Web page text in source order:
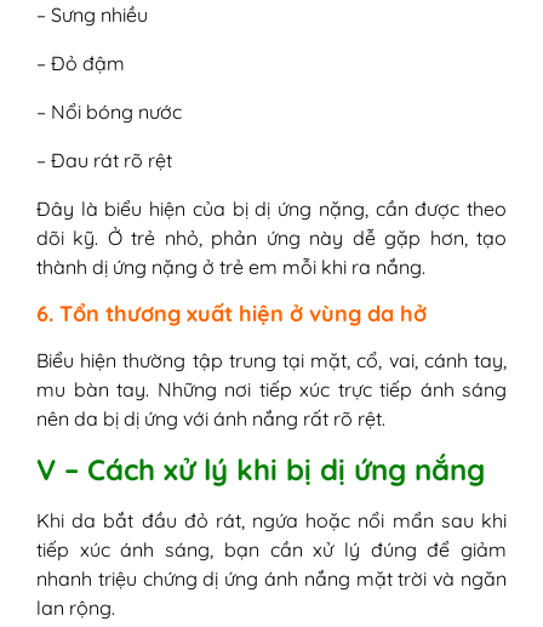
– Sưng nhiều
– Đỏ đậm
– Nổi bóng nước
– Đau rát rõ rệt
Đây là biểu hiện của bị dị ứng nặng, cần được theo
dõi kỹ. Ở trẻ nhỏ, phản ứng này dễ gặp hơn, tạo
thành dị ứng nặng ở trẻ em mỗi khi ra nắng.
6. Tổn thương xuất hiện ở vùng da hở
Biểu hiện thường tập trung tại mặt, cổ, vai, cánh tay,
mu bàn tay. Những nơi tiếp xúc trực tiếp ánh sáng
nên da bị dị ứng với ánh nắng rất rõ rệt.
V – Cách xử lý khi bị dị ứng nắng
Khi da bắt đầu đỏ rát, ngứa hoặc nổi mẩn sau khi
tiếp xúc ánh sáng, bạn cần xử lý đúng để giảm
nhanh triệu chứng dị ứng ánh nắng mặt trời và ngăn
lan rộng.